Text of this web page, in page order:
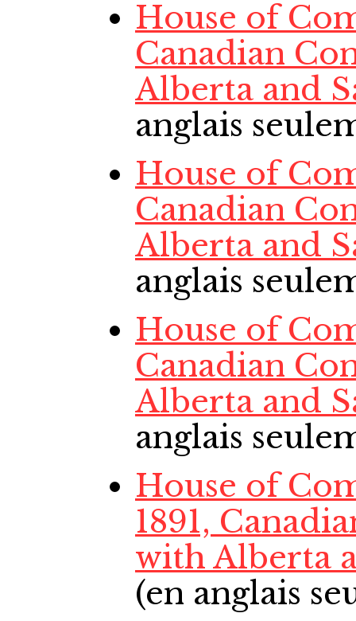
House of
Canadian
Alberta and
anglais
House of
Canadian
Alberta and
anglais
House of
Canadian
Alberta and
anglais
House of
1891,
with Alberta
(en anglais